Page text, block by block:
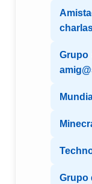
Grupo
Grupo